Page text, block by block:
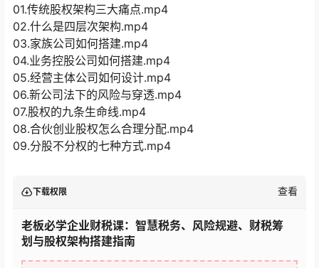
01.传统股权架构三大痛点.mp4
02.什么是四层次架构.mp4
03.家族公司如何搭建.mp4
04.业务控股公司如何搭建.mp4
05.经营主体公司如何设计.mp4
06.新公司法下的风险与穿透.mp4
07.股权的九条生命线.mp4
08.合伙创业股权怎么合理分配.mp4
09.分股不分权的七种方式.mp4
下载权限 查看
老板必学企业财税课：智慧税务、风险规避、财税筹
划与股权架构搭建指南